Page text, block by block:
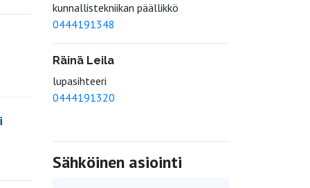
kunnallistekniikan päällikkö
0444191348
Räinä Leila
lupasihteeri
0444191320
Sähköinen asiointi